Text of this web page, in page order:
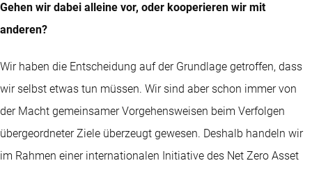
Gehen wir dabei alleine vor, oder kooperieren wir mit
anderen?
Wir haben die Entscheidung auf der Grundlage getroffen, dass
wir selbst etwas tun müssen. Wir sind aber schon immer von
der Macht gemeinsamer Vorgehensweisen beim Verfolgen
übergeordneter Ziele überzeugt gewesen. Deshalb handeln wir
im Rahmen einer internationalen Initiative des Net Zero Asset